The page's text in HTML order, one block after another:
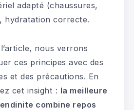
adapté (chaussures,
hydratation correcte.
nous verrons
ces principes avec des
et des précautions. En
cet insight : la meilleure
combine repos